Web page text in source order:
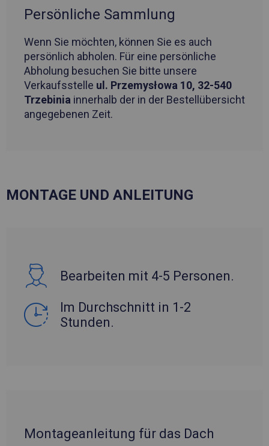
Persönliche Sammlung
Wenn Sie möchten, können Sie es auch
persönlich abholen. Für eine persönliche
Abholung besuchen Sie bitte unsere
Verkaufsstelle ul. Przemysłowa 10, 32-540
Trzebinia innerhalb der in der Bestellübersicht
angegebenen Zeit.
MONTAGE UND ANLEITUNG
Bearbeiten mit 4-5 Personen.
Im Durchschnitt in 1-2
Stunden.
Montageanleitung für das Dach